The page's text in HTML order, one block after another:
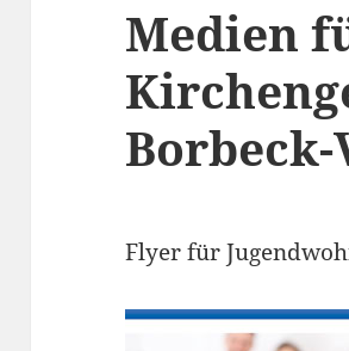
Medien
Flyer für